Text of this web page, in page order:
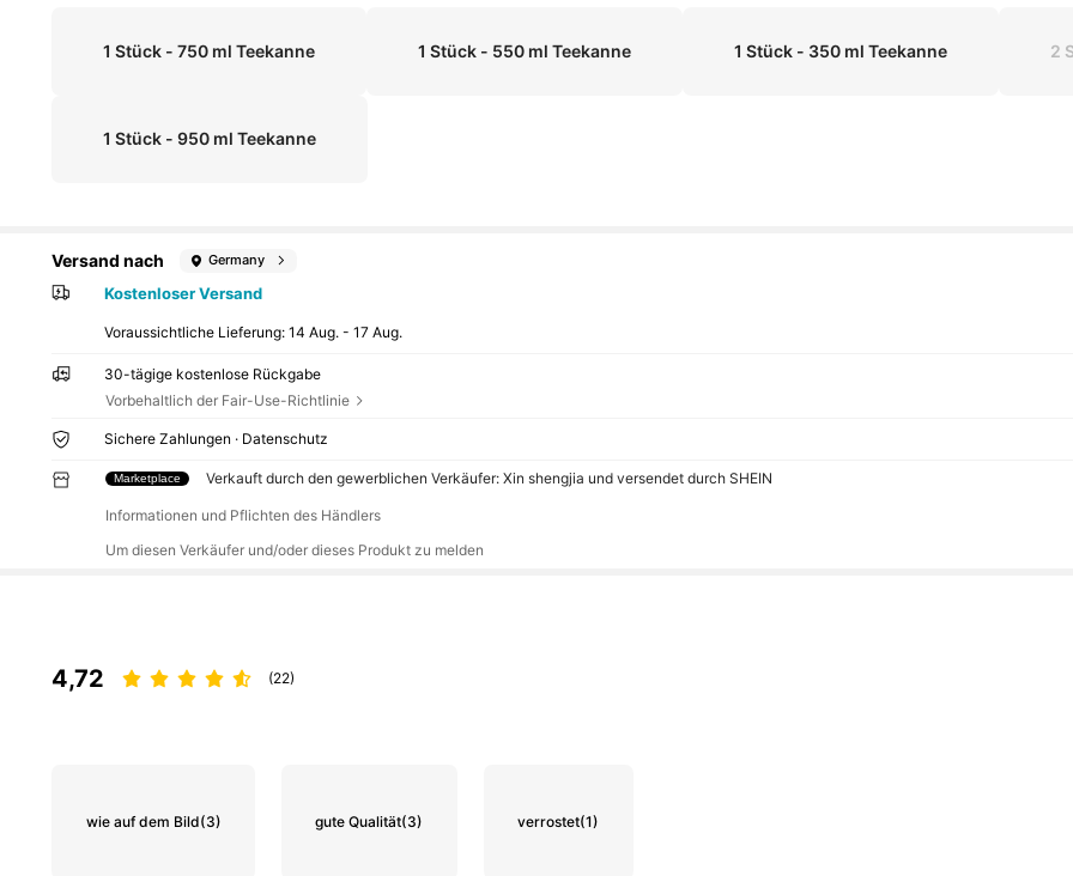
1 Stück - 750 ml Teekanne 1 Stück - 550 ml Teekanne 1 Stück - 350 ml Teekanne 2
1 Stück - 950 ml Teekanne
Versand nach Germany
Kostenloser Versand
Voraussichtliche Lieferung:14 Aug. - 17 Aug.
30-tägige kostenlose Rückgabe
Vorbehaltlich der Fair-Use-Richtlinie
Sichere Zahlungen · Datenschutz
Marketplace Verkauft durch den gewerblichen Verkäufer: Xin shengjia und versendet durch SHEIN
Informationen und Pflichten des Händlers
Um diesen Verkäufer und/oder dieses Produkt zu melden
4,72 (22)
wie auf dem Bild(3) gute Qualität(3) verrostet(1)